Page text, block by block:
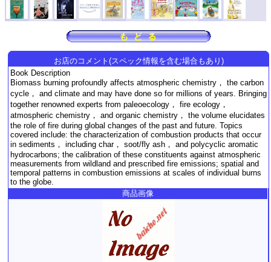
お店のコメント(スペック情報を含む場合もあり)
Book Description
Biomass burning profoundly affects atmospheric chemistry， the carbon
cycle， and climate and may have done so for millions of years. Bringing
together renowned experts from paleoecology， fire ecology，
atmospheric chemistry， and organic chemistry， the volume elucidates
the role of fire during global changes of the past and future. Topics
covered include: the characterization of combustion products that occur
in sediments， including char， soot/fly ash， and polycyclic aromatic
hydrocarbons; the calibration of these constituents against atmospheric
measurements from wildland and prescribed fire emissions; spatial and
temporal patterns in combustion emissions at scales of individual burns
to the globe.
商品画像